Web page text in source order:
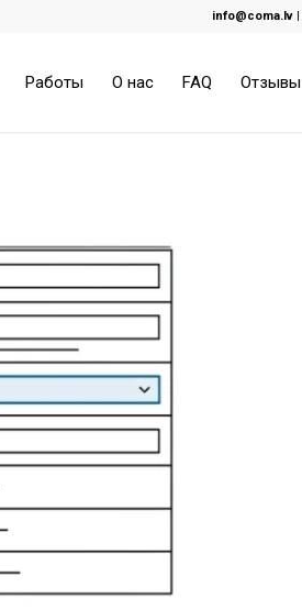
info@coma.lv |
Работы О нас FAQ Отзывы